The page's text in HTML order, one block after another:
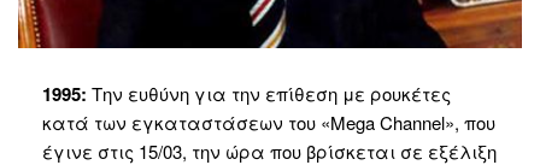
1995: Την ευθύνη για την επίθεση με ρουκέτες
κατά των εγκαταστάσεων του «Mega Channel», που
έγινε στις 15/03, την ώρα που βρίσκεται σε εξέλιξη